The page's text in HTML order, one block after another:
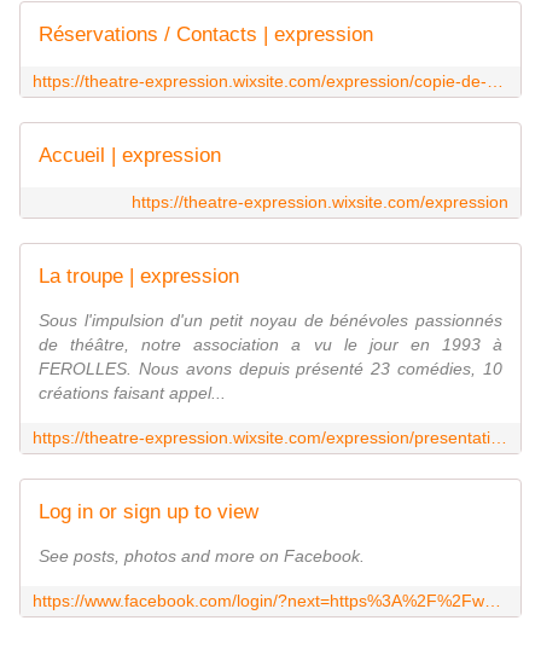
Réservations / Contacts | expression
Accueil | expression
https://theatre-expression.wixsite.com/expression
La troupe | expression
Sous l'impulsion d'un petit noyau de bénévoles passionnés
de théâtre, notre association a vu le jour en 1993 à
FEROLLES. Nous avons depuis présenté 23 comédies, 10
créations faisant appel...
Log in or sign up to view
See posts, photos and more on Facebook.